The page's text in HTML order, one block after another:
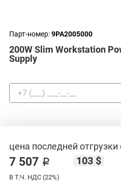
Парт-номер:9PA2005000
200W Slim Workstation
Supply
цена последней отгрузки
7 507 ₽ 103 $
В Т.Ч. НДС (22%)